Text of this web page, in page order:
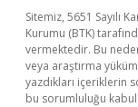
Sitemiz, 5651 Sayılı
Kurumu (BTK)
vermektedir. Bu
veya araştırma
yazdıkları içeriklerin
bu sorumluluğu kabul